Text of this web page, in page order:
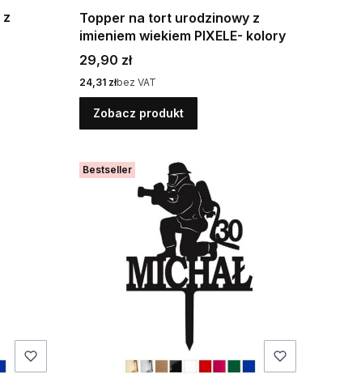
Topper na tort urodzinowy z
imieniem wiekiem PIXELE- kolory
Cena
29,90 zł
Cena
24,31 złbez VAT
Zobacz produkt
Bestseller